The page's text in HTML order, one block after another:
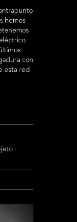
hemos
con
esta red
·